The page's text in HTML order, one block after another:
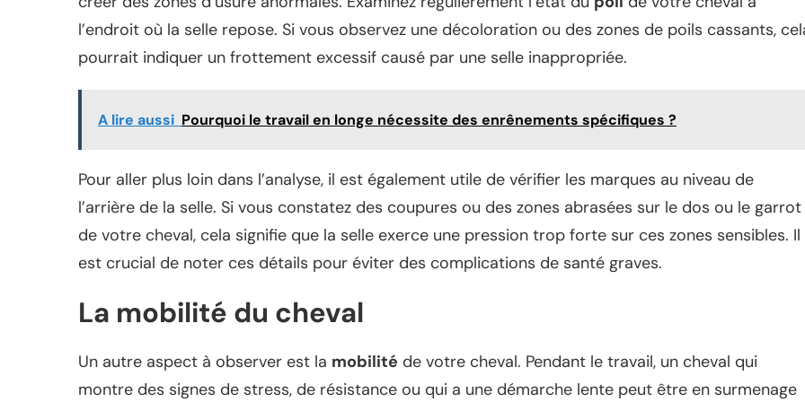
l’endroit où la selle repose. Si vous observez une décoloration ou des zones de poils cassants,
pourrait indiquer un frottement excessif causé par une selle inappropriée.
A lire aussi Pourquoi le travail en longe nécessite des enrênements spécifiques ?
Pour aller plus loin dans l’analyse, il est également utile de vérifier les marques au niveau de
l’arrière de la selle. Si vous constatez des coupures ou des zones abrasées sur le dos ou le garrot
de votre cheval, cela signifie que la selle exerce une pression trop forte sur ces zones sensibles. Il
est crucial de noter ces détails pour éviter des complications de santé graves.
La mobilité du cheval
Un autre aspect à observer est la mobilité de votre cheval. Pendant le travail, un cheval qui
montre des signes de stress, de résistance ou qui a une démarche lente peut être en surmenage